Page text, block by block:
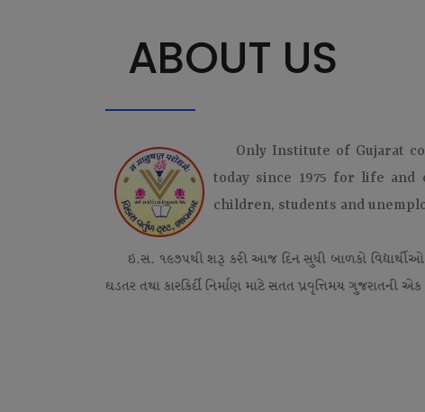
ABOUT US
Only Institute of Gujarat
today since 1975 for life and
children, students and
ઇ.સ. ૧૯૭૫થી શરૂ કરી આજ દિન સુધી બાળકો
ઘડતર તથા કારકિર્દી નિર્માણ માટે સતત પ્રવૃત્તિમય ગુજરાતની